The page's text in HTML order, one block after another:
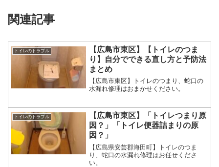
関連記事
トイレのトラブル
【広島市東区】【トイレのつま
り】自分でできる直し方と予防法
まとめ
【広島市東区】トイレのつまり、蛇口の
水漏れ修理はおまかせください。
トイレのトラブル
【広島市東区】「トイレつまり原
因？」「トイレ便器詰まりの原
因？」
【広島県安芸郡海田町】トイレのつま
り、蛇口の水漏れ修理はお任せくださ
い。